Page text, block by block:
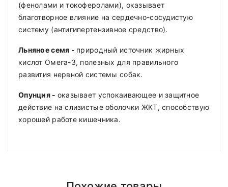
(фенолами и токоферолами), оказывает
благотворное влияние на сердечно-сосудистую
систему (антигипертензивное средство).
Льняное семя - природный источник жирных
кислот Омега-3, полезных для правильного
развития нервной системы собак.
Опунция - оказывает успокаивающее и защитное
действие на слизистые оболочки ЖКТ, способствую
хорошей работе кишечника.